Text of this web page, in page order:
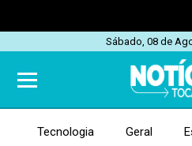
Sábado, 08 de
Tecnologia Geral